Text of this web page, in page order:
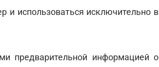
и использоваться исключительно в
предварительной информацией о